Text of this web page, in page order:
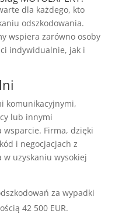
dla każdego, kto
odszkodowania.
wspiera zarówno osoby
indywidualnie, jak i
komunikacyjnymi,
lub innymi
Firma, dzięki
i negocjacjach z
uzyskaniu wysokiej
za wypadki
42 500 EUR.